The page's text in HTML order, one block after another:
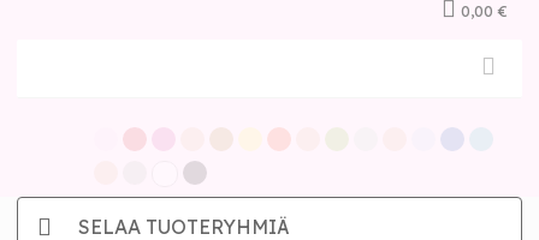
0,00 €
SELAA TUOTERYHMIÄ